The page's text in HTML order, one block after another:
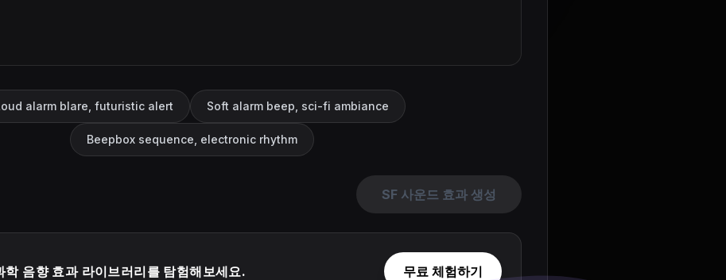
alarm blare, futuristic alert Soft alarm beep, sci-fi ambiance
Beepbox sequence, electronic rhythm
SF 사운드 효과 생성
학 음향 효과 라이브러리를 탐험해보세요. 무료 체험하기